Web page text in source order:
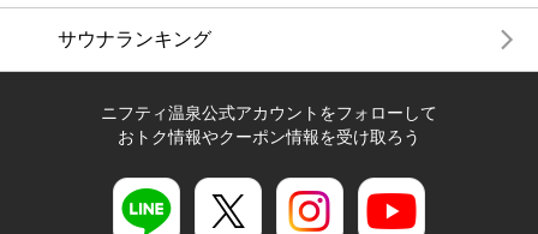
サウナランキング
ニフティ温泉公式アカウントをフォローして
おトク情報やクーポン情報を受け取ろう